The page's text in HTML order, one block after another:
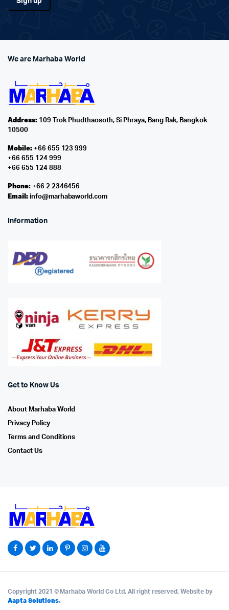
We are Marhaba World
Address:109 Trok Phudthaosoth, Si Phraya, Bang Rak, Bangkok
10500
Mobile:+66 655 123 999
+66 655 124 999
+66 655 124 888
Phone:+66 2 2346456
Email: info@marhabaworld.com
Information
Get to Know Us
About Marhaba World
Privacy Policy
Terms and Conditions
Contact Us
Copyright 2021 © Marhaba World Co Ltd. All right reserved. Website by
Aapta Solutions.